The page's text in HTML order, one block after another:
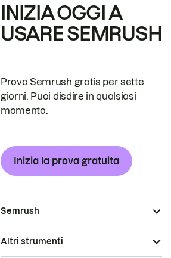
INIZIA OGGI A
USARE SEMRUSH
Prova Semrush gratis per sette
giorni. Puoi disdire in qualsiasi
momento.
Inizia la prova gratuita
Semrush
Altri strumenti